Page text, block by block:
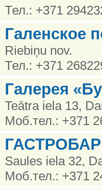
Тел.: +371
Галенское
Riebiņu nov.
Тел.: +371
Галерея
Teātra iela 13,
Моб.тел.: +371
ГАСТРОБАР
Saules iela 32,
Моб.тел.: +371